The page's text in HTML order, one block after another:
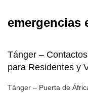
emergencias
Tánger –
para Residentes y
Tánger – Puerta de